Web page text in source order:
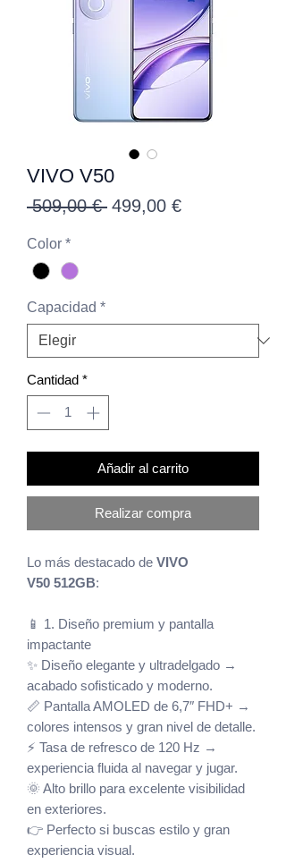
VIVO V50
509,00 € Precio
499,00 €Precio
Color *
Capacidad *
Cantidad *
Añadir al carrito
Realizar compra
Lo más destacado de VIVO
V50 512GB:
📱 1. Diseño premium y pantalla
impactante
✨ Diseño elegante y ultradelgado →
acabado sofisticado y moderno.
📏 Pantalla AMOLED de 6,7″ FHD+ →
colores intensos y gran nivel de detalle.
⚡ Tasa de refresco de 120 Hz →
experiencia fluida al navegar y jugar.
🌞 Alto brillo para excelente visibilidad
en exteriores.
👉 Perfecto si buscas estilo y gran
experiencia visual.